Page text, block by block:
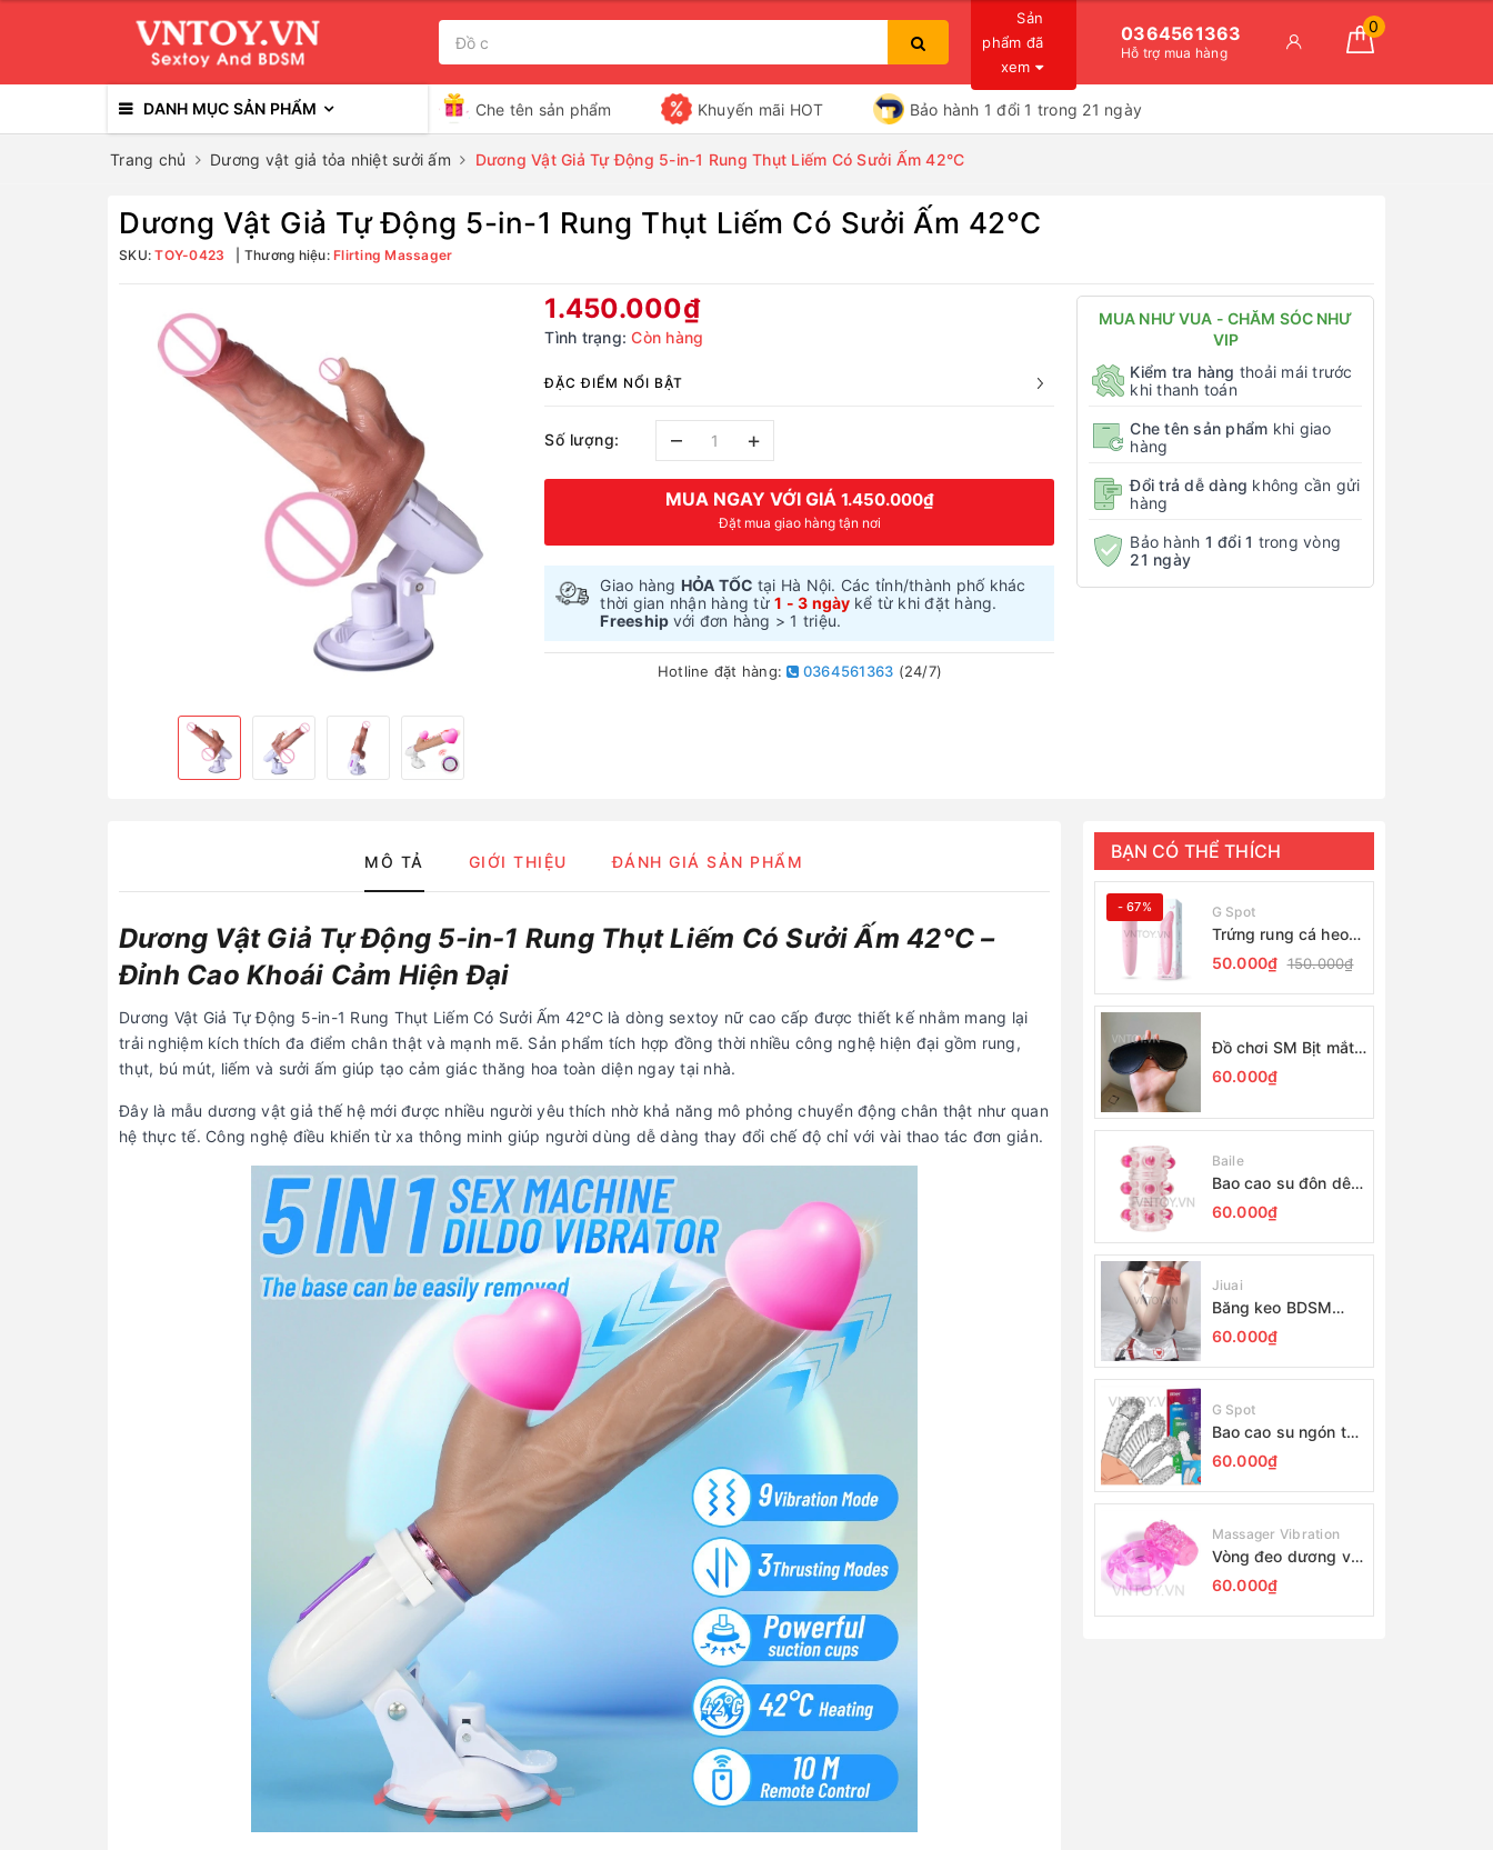
Sản
phẩm đã
xem
0364561363
Hỗ trợ mua hàng
0
DANH MỤC SẢN PHẨM Che tên sản phẩm Khuyến mãi HOT Bảo hành 1 đổi 1 trong 21 ngày
Trang chủ Dương vật giả tỏa nhiệt sưởi ấm Dương Vật Giả Tự Động 5-in-1 Rung Thụt Liếm Có Sưởi Ấm 42°C
Dương Vật Giả Tự Động 5-in-1 Rung Thụt Liếm Có Sưởi Ấm 42°C
SKU:TOY-0423 Thương hiệu: Flirting Massager
1.450.000₫
Tình trạng: Còn hàng
ĐẶC ĐIỂM NỔI BẬT
Số lượng: – +
MUA NGAY VỚI GIÁ 1.450.000₫
Đặt mua giao hàng tận nơi
Giao hàng HỎA TỐC tại Hà Nội. Các tỉnh/thành phố khác
thời gian nhận hàng từ1 - 3 ngày kể từ khi đặt hàng.
Freeship với đơn hàng > 1 triệu.
Hotline đặt hàng: 0364561363 (24/7)
MUA NHƯ VUA - CHĂM SÓC NHƯ
VIP
Kiểm tra hàng thoải mái trước
khi thanh toán
Che tên sản phẩm khi giao
hàng
Đổi trả dễ dàng không cần gửi
hàng
Bảo hành 1 đổi 1 trong vòng
21 ngày
MÔ TẢ GIỚI THIỆU ĐÁNH GIÁ SẢN PHẨM
Dương Vật Giả Tự Động 5-in-1 Rung Thụt Liếm Có Sưởi Ấm 42°C –
Đỉnh Cao Khoái Cảm Hiện Đại
Dương Vật Giả Tự Động 5-in-1 Rung Thụt Liếm Có Sưởi Ấm 42°C là dòng sextoy nữ cao cấp được thiết kế nhằm mang lại
trải nghiệm kích thích đa điểm chân thật và mạnh mẽ. Sản phẩm tích hợp đồng thời nhiều công nghệ hiện đại gồm rung,
thụt, bú mút, liếm và sưởi ấm giúp tạo cảm giác thăng hoa toàn diện ngay tại nhà.
Đây là mẫu dương vật giả thế hệ mới được nhiều người yêu thích nhờ khả năng mô phỏng chuyển động chân thật như quan
hệ thực tế. Công nghệ điều khiển từ xa thông minh giúp người dùng dễ dàng thay đổi chế độ chỉ với vài thao tác đơn giản.
BẠN CÓ THỂ THÍCH
- 67% G Spot
Trứng rung cá heo
giá rẻ massage
điểm G
50.000₫ 150.000₫
Đồ chơi SM Bịt mắt
giá rẻ da PU
60.000₫
Baile
Bao cao su đôn dên
gắn bi khúc giữa
60.000₫
Jiuai
Băng keo BDSM
không dính - Đồ chơi
bạo dâm
60.000₫
G Spot
Bao cao su ngón tay
G Spot nhiều gai
60.000₫
Massager Vibration
Vòng đeo dương vật
Silicon rung đầu
chim giá rẻ
60.000₫